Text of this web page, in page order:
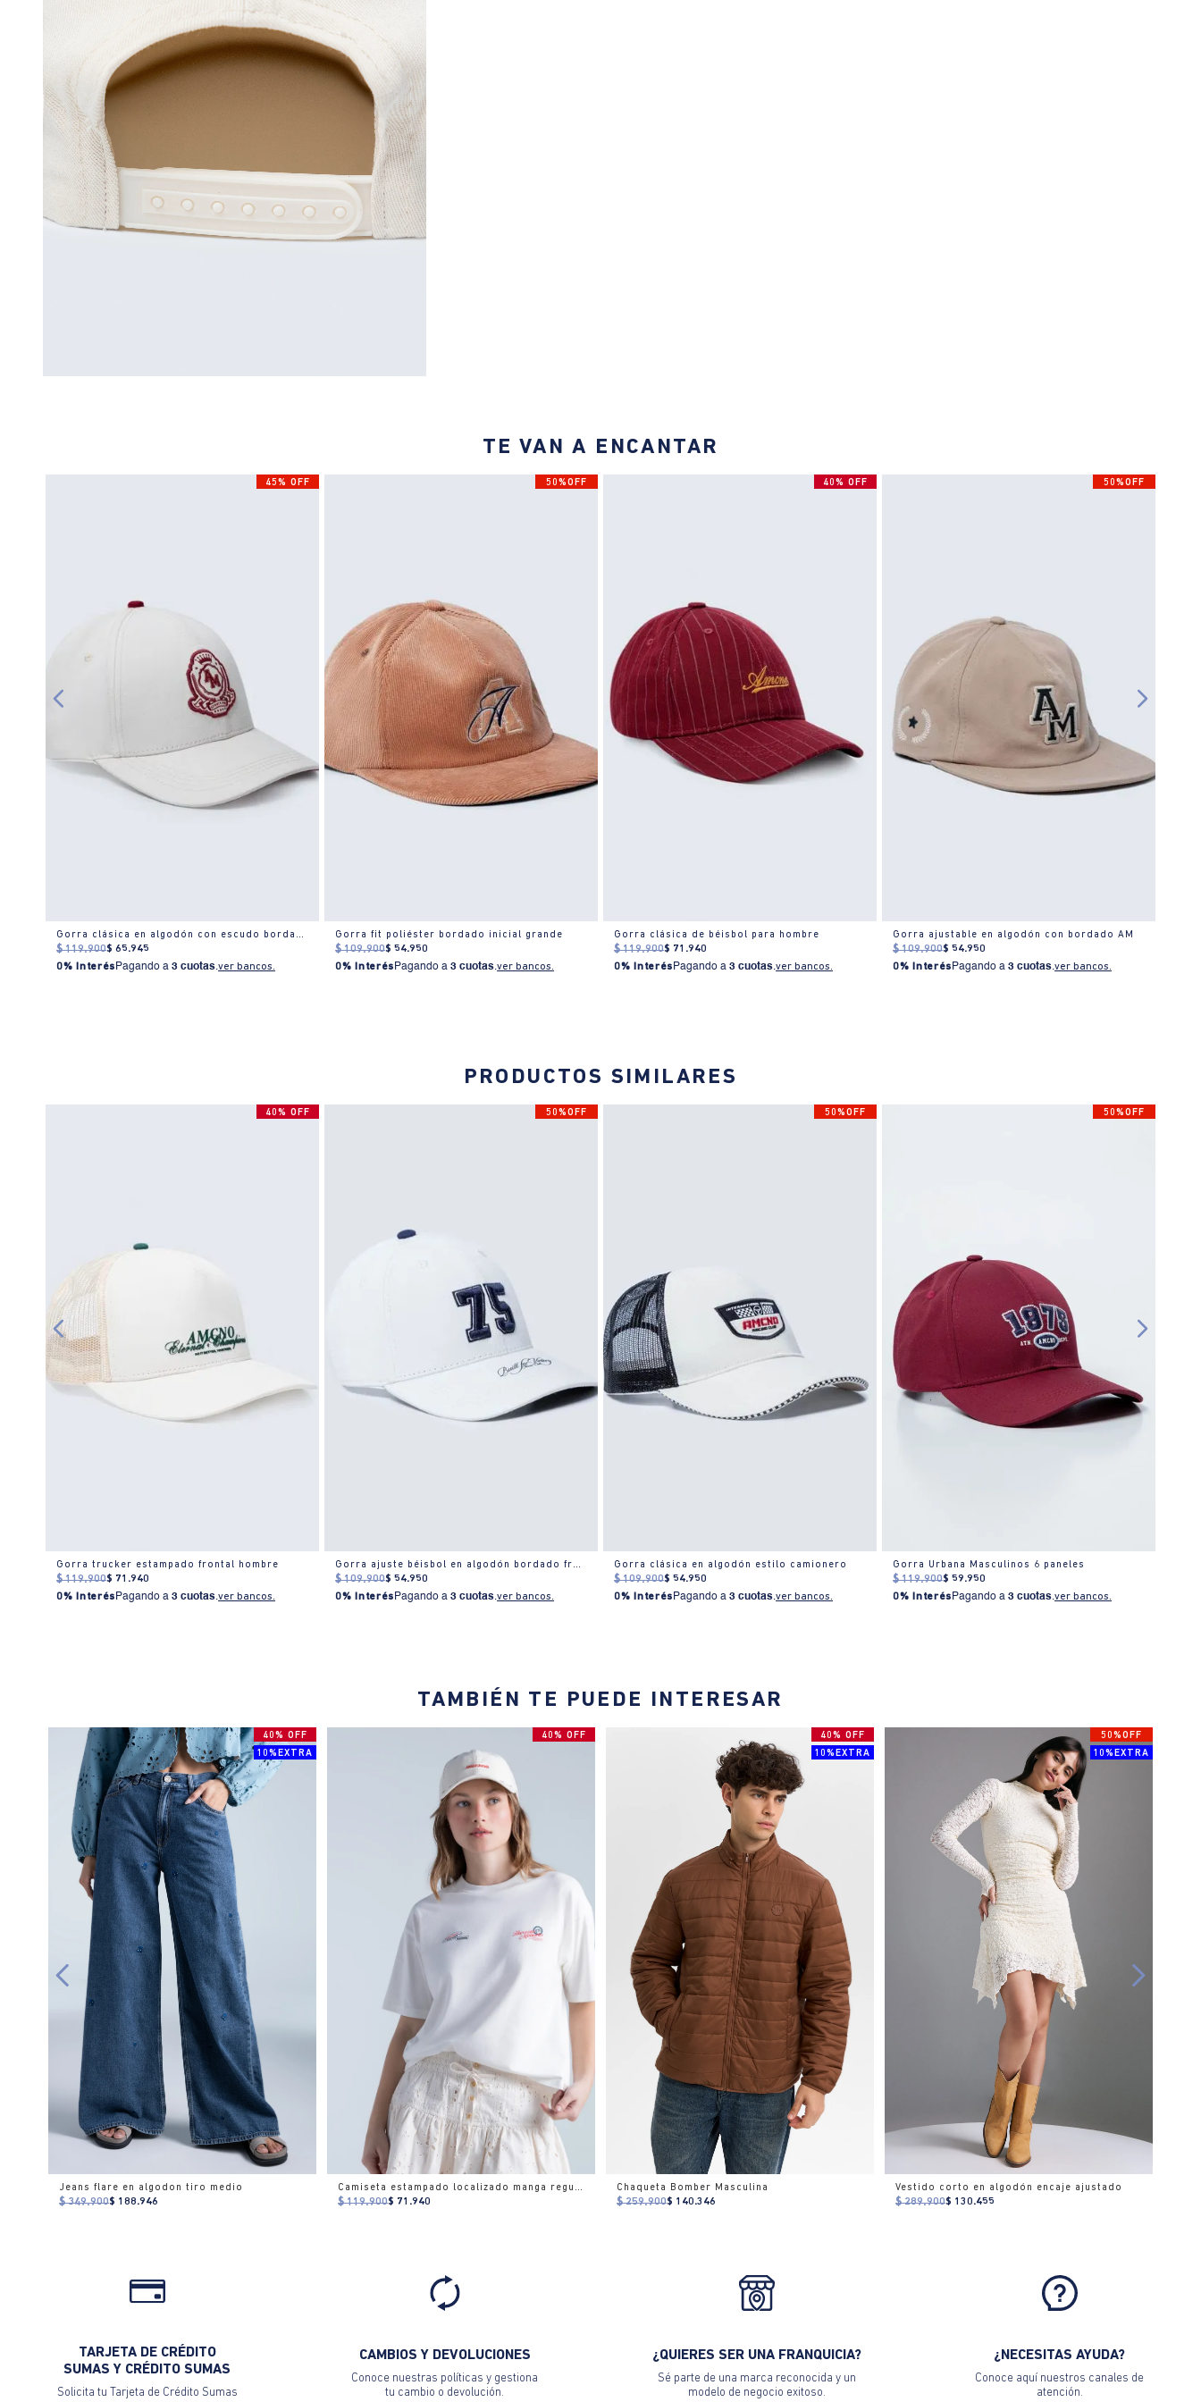
TE VAN A ENCANTAR
45% OFF
Gorra clásica en algodón con escudo bordado
$ 119.900$ 65.945
0% Interés Pagando a3 cuotas.ver bancos.
50%OFF
Gorra fit poliéster bordado inicial grande
$ 109.900$ 54.950
0% Interés Pagando a3 cuotas.ver bancos.
40% OFF
Gorra clásica de béisbol para hombre
$ 119.900$ 71 .940
0% Interés Pagando a3 cuotas.ver bancos.
50%OFF
Gorra ajustable en algodón con bordado AM
$ 109.900$ 54.950
0% Interés Pagando a3 cuotas.ver bancos.
PRODUCTOS SIMILARES
40% OFF
Gorra trucker estampado frontal hombre
$ 119.900$ 71 .940
0% Interés Pagando a3 cuotas.ver bancos.
50%OFF
Gorra ajuste béisbol en algodón bordado frontal
$ 109.900$ 54.950
0% Interés Pagando a3 cuotas.ver bancos.
50%OFF
Gorra clásica en algodón estilo camionero
$ 109.900$ 54.950
0% Interés Pagando a3 cuotas.ver bancos.
50%OFF
Gorra Urbana Masculinos 6 paneles
$ 119.900$ 59.950
0% Interés Pagando a3 cuotas.ver bancos.
TAMBIÉN TE PUEDE INTERESAR
40% OFF
10%EXTRA
Jeans flare en algodon tiro medio
$ 349.900$ 188.946
40% OFF
Camiseta estampado localizado manga regular cuello redondo para mujer
$ 119.900$ 71.940
40% OFF
10%EXTRA
Chaqueta Bomber Masculina
$ 259.900$ 140.346
50%OFF
10%EXTRA
Vestido corto en algodón encaje ajustado
$ 289.900$ 130.455
TARJETA DE CRÉDITO
SUMAS Y CRÉDITO SUMAS
Solicita tu Tarjeta de Crédito Sumas
CAMBIOS Y DEVOLUCIONES
Conoce nuestras políticas y gestiona
tu cambio o devolución.
¿QUIERES SER UNA FRANQUICIA?
Sé parte de una marca reconocida y un
modelo de negocio exitoso.
¿NECESITAS AYUDA?
Conoce aquí nuestros canales de
atención.